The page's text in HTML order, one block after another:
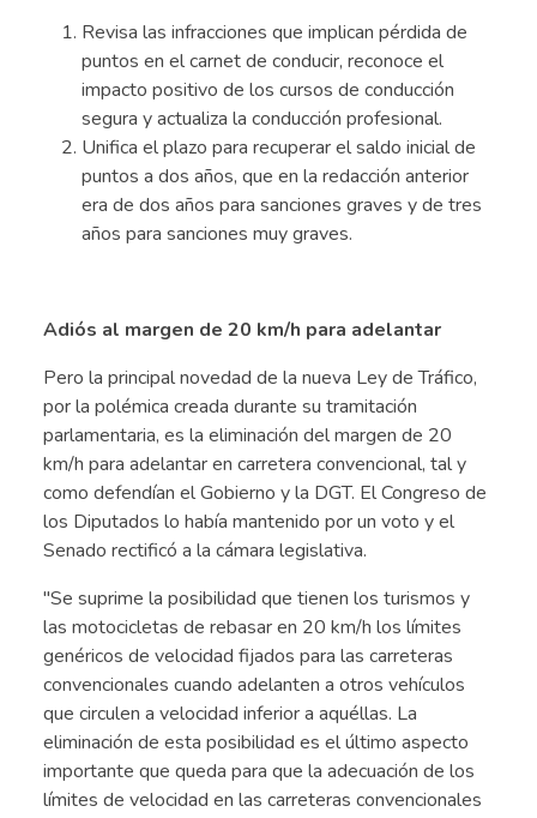
Revisa las infracciones que implican pérdida de
puntos en el carnet de conducir, reconoce el
impacto positivo de los cursos de conducción
segura y actualiza la conducción profesional.
Unifica el plazo para recuperar el saldo inicial de
puntos a dos años, que en la redacción anterior
era de dos años para sanciones graves y de tres
años para sanciones muy graves.
Adiós al margen de 20 km/h para adelantar
Pero la principal novedad de la nueva Ley de Tráfico,
por la polémica creada durante su tramitación
parlamentaria, es la eliminación del margen de 20
km/h para adelantar en carretera convencional, tal y
como defendían el Gobierno y la DGT. El Congreso de
los Diputados lo había mantenido por un voto y el
Senado rectificó a la cámara legislativa.
"Se suprime la posibilidad que tienen los turismos y
las motocicletas de rebasar en 20 km/h los límites
genéricos de velocidad fijados para las carreteras
convencionales cuando adelanten a otros vehículos
que circulen a velocidad inferior a aquéllas. La
eliminación de esta posibilidad es el último aspecto
importante que queda para que la adecuación de los
límites de velocidad en las carreteras convencionales